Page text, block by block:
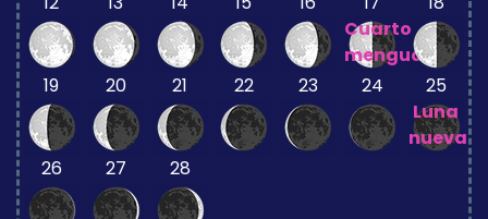
Cuarto
menguante
19 20 21 22 23 24
25
Luna
nueva
26
27 28